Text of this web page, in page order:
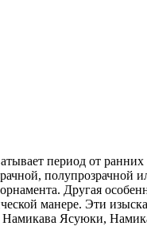
период от
полупрозрачной
Другая
манере. Эти
Намикава Ясуюки,